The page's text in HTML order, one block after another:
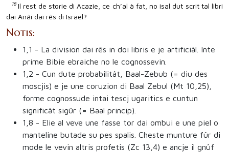
18Il rest de storie di Acazie, ce ch’al à fat, no isal dut scrit tal libri
dai Anâi dai rês di Israel?
Notis:
1,1 - La division dai rês in doi libris e je artificiâl. Inte
prime Bibie ebraiche no le cognossevin.
1,2 - Cun dute probabilitât, Baal-Zebub (= diu des
moscjis) e je une coruzion di Baal Zebul (Mt 10,25),
forme cognossude intai tescj ugaritics e cuntun
significât sigûr (= Baal princip).
1,8 - Elie al veve une fasse tor dai ombui e une piel o
manteline butade su pes spalis. Cheste munture fûr di
mode le vevin altris profetis (Zc 13,4) e ancje il gnûf